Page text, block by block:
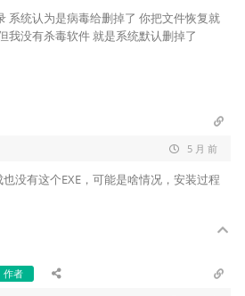
系统认为是病毒给删掉了 你把文件恢复就
我没有杀毒软件 就是系统默认删掉了
5 月 前
没有这个EXE，可能是啥情况，安装过程
作者